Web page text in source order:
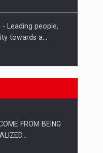
Leading people,
towards a…
- Shaping The
Evolution-
FROM BEING